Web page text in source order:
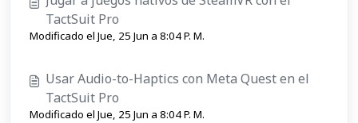
TactSuit Pro
Modificado el Jue, 25 Jun a 8:04 P. M.
Usar Audio-to-Haptics con Meta Quest en el
TactSuit Pro
Modificado el Jue, 25 Jun a 8:04 P. M.